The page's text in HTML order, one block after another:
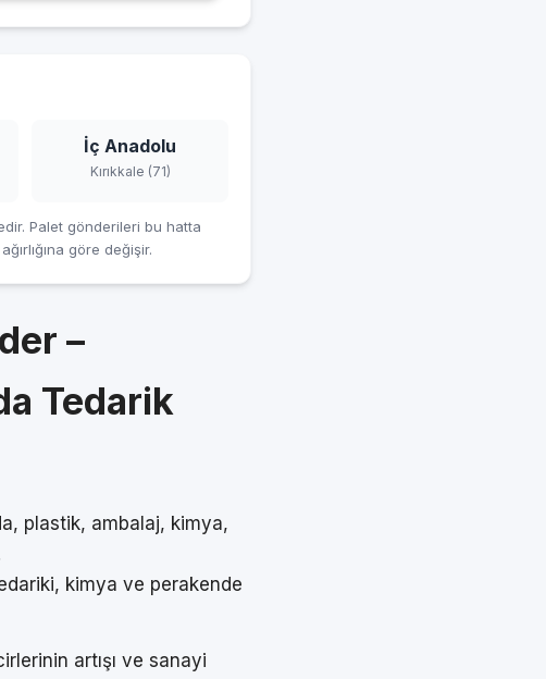
İç Anadolu
Kırıkkale (71)
Palet gönderileri bu hatta
göre değişir.
–
Tedarik
plastik, ambalaj, kimya,
kimya ve perakende
artışı ve sanayi